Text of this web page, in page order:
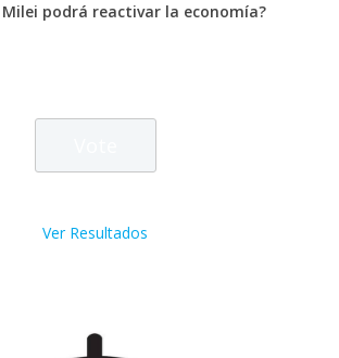
Milei podrá reactivar la economía?
Ver Resultados